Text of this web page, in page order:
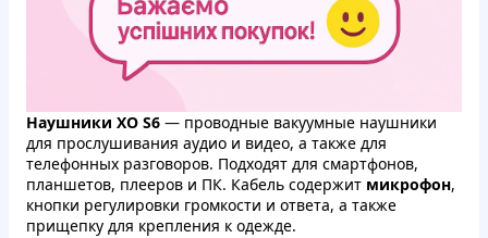
Наушники XO S6 — проводные вакуумные наушники
для прослушивания аудио и видео, а также для
телефонных разговоров. Подходят для смартфонов,
планшетов, плееров и ПК. Кабель содержит микрофон,
кнопки регулировки громкости и ответа, а также
прищепку для крепления к одежде.